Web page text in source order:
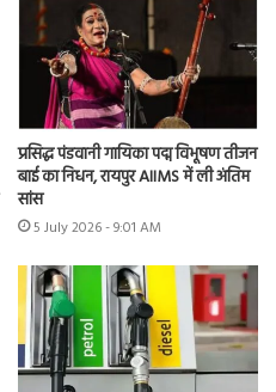
प्रसिद्ध पंडवानी गायिका पद्म विभूषण तीजन
बाई का निधन, रायपुर AIIMS में ली अंतिम
सांस
5 July 2026 - 9:01 AM